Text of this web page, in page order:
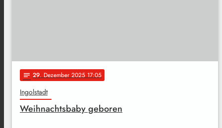
notes 29. Dezember 2025 17:05
Ingolstadt
Weihnachtsbaby geboren